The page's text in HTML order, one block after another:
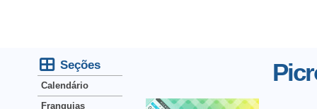
Seções
Calendário
Franquias